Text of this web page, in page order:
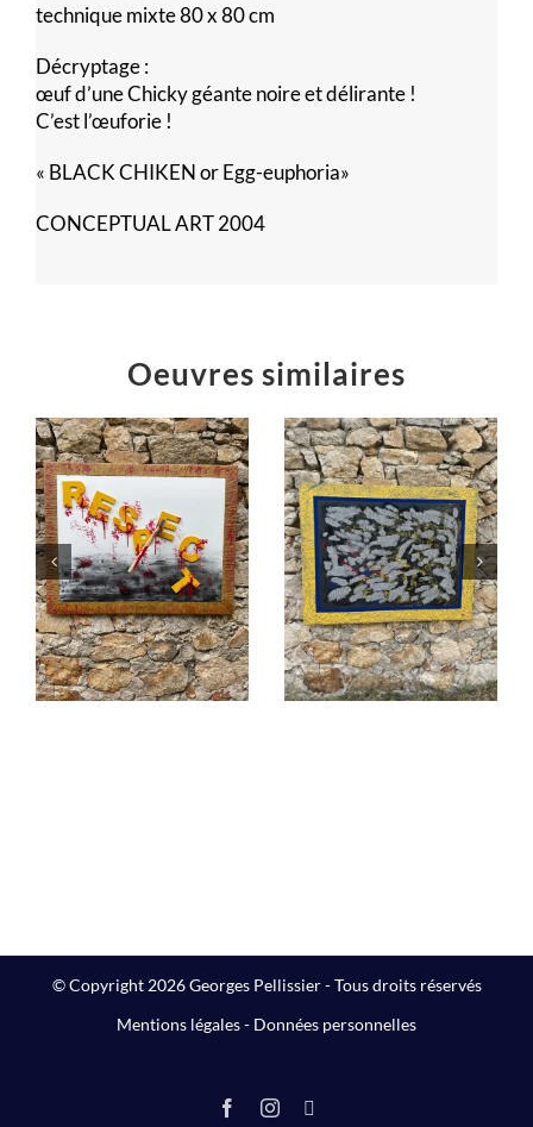
technique mixte 80 x 80 cm
Décryptage :
œuf d’une Chicky géante noire et délirante !
C’est l’œuforie !
« BLACK CHIKEN or Egg-euphoria»
CONCEPTUAL ART 2004
Oeuvres similaires
Poussières
d’étoiles
Peintures
© Copyright 2026 Georges Pellissier - Tous droits réservés
Mentions légales- Données personnelles
FacebookInstagram